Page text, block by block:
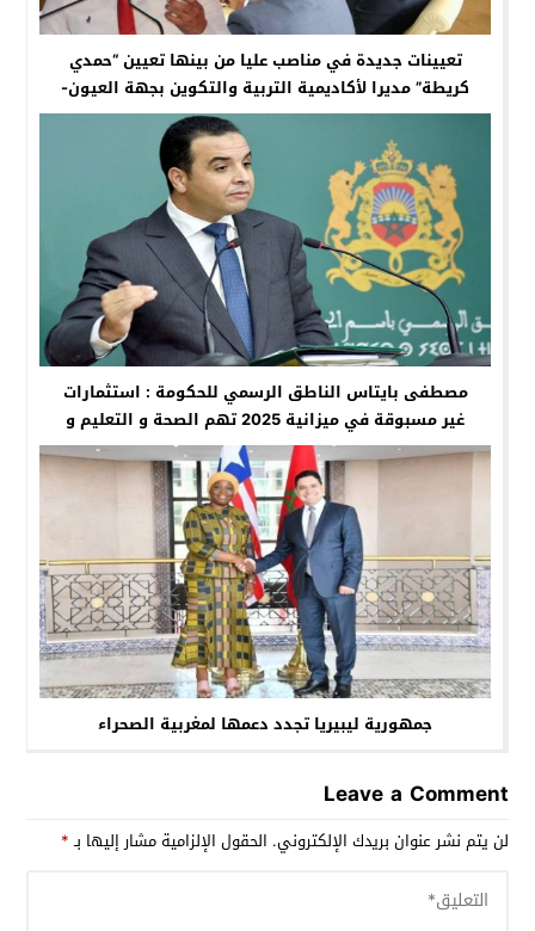
تعيينات جديدة في مناصب عليا من بينها تعيين “حمدي
كريطة” مديرا لأكاديمية التربية والتكوين بجهة العيون-
الساقية الحمراء
مصطفى بايتاس الناطق الرسمي للحكومة : استثمارات
غير مسبوقة في ميزانية 2025 تهم الصحة و التعليم و
الشغل
جمهورية ليبيريا تجدد دعمها لمغربية الصحراء
Leave a Comment
لن يتم نشر عنوان بريدك الإلكتروني. الحقول الإلزامية مشار إليها بـ*